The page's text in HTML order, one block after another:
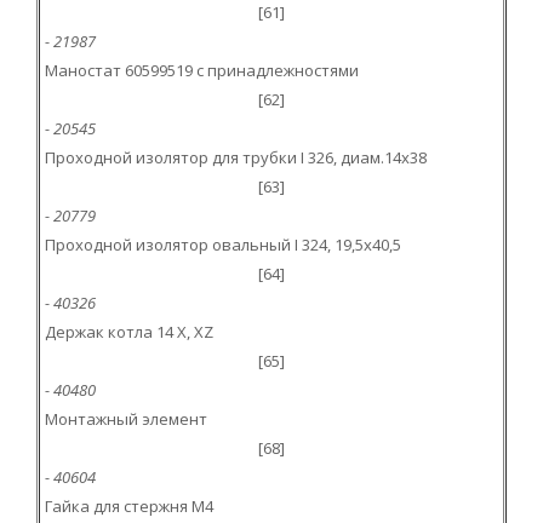
[61]
- 21987
Маностат 60599519 с принадлежностями
[62]
- 20545
Проходной изолятор для трубки I 326, диам.14x38
[63]
- 20779
Проходной изолятор овальный I 324, 19,5x40,5
[64]
- 40326
Держак котла 14 X, XZ
[65]
- 40480
Монтажный элемент
[68]
- 40604
Гайка для стержня M4